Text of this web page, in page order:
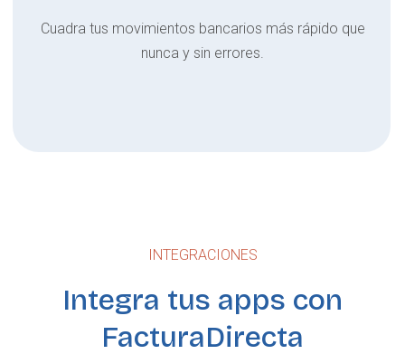
Cuadra tus movimientos bancarios más rápido que
nunca y sin errores.
INTEGRACIONES
Integra tus apps con
FacturaDirecta